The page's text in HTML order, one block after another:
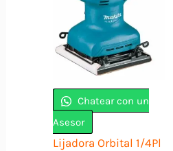
Chatear con un
Asesor
Lijadora Orbital 1/4Pl